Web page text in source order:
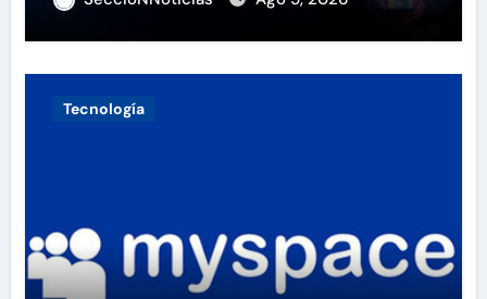
Tecnología